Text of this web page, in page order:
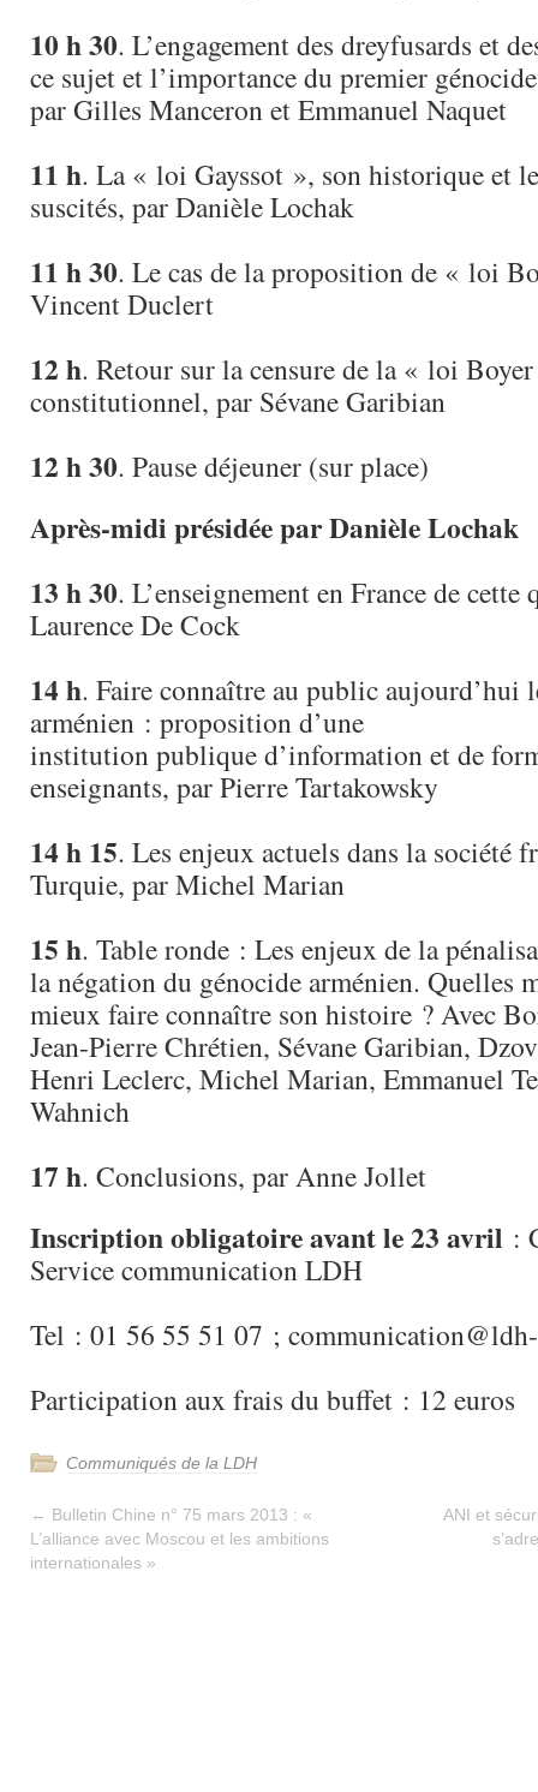
10 h 30. L’engagement des dreyfusards et
ce sujet et l’importance du premier
par Gilles Manceron et Emmanuel Naquet
11 h. La « loi Gayssot », son historique et
suscités, par Danièle Lochak
11 h 30. Le cas de la proposition de « loi
Vincent Duclert
12 h. Retour sur la censure de la « loi
constitutionnel, par Sévane Garibian
12 h 30. Pause déjeuner (sur place)
Après-midi présidée par Danièle Lochak
13 h 30. L’enseignement en France de cette
Laurence De Cock
14 h. Faire connaître au public aujourd’hui
arménien : proposition d’une
institution publique d’information et de
enseignants, par Pierre Tartakowsky
14 h 15. Les enjeux actuels dans la société
Turquie, par Michel Marian
15 h. Table ronde : Les enjeux de la
la négation du génocide arménien. Quelles
mieux faire connaître son histoire ? Avec
Jean-Pierre Chrétien, Sévane Garibian,
Henri Leclerc, Michel Marian, Emmanuel
Wahnich
17 h. Conclusions, par Anne Jollet
Inscription obligatoire avant le 23 avril :
Service communication LDH
Tel : 01 56 55 51 07 ;
Participation aux frais du buffet : 12 euros
Communiqués de la LDH
← Bulletin Chine n° 75 mars 2013 : «
L’alliance avec Moscou et les ambitions
internationales »
ANI et